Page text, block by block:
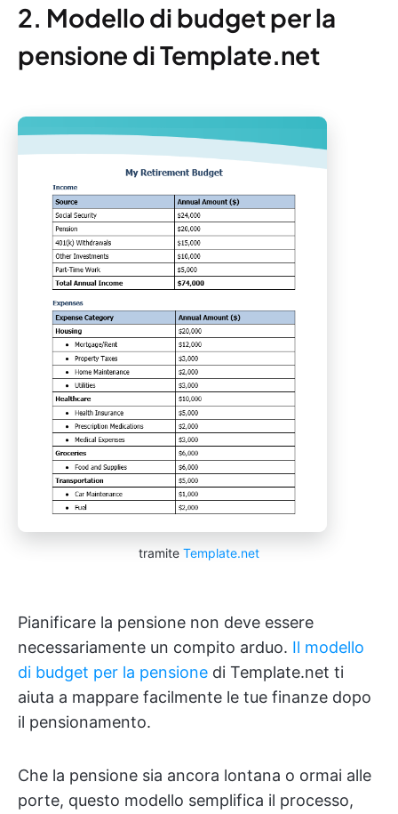
2. Modello di budget per la
pensione di Template.net
tramite Template.net
Pianificare la pensione non deve essere
necessariamente un compito arduo. Il modello
di budget per la pensione di Template.net ti
aiuta a mappare facilmente le tue finanze dopo
il pensionamento.
Che la pensione sia ancora lontana o ormai alle
porte, questo modello semplifica il processo,